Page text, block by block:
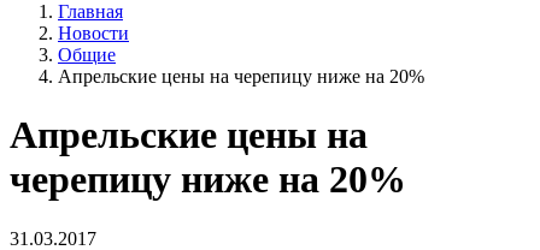
Главная
Новости
Общие
Апрельские цены на черепицу ниже на 20%
Апрельские цены на
черепицу ниже на 20%
31.03.2017